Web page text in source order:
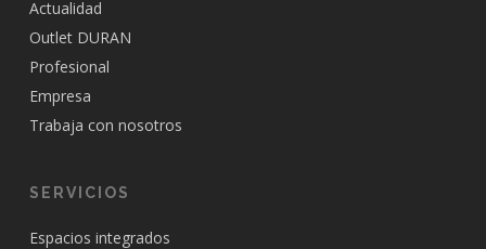
Actualidad
Outlet DURAN
Profesional
Empresa
Trabaja con nosotros
SERVICIOS
Espacios integrados